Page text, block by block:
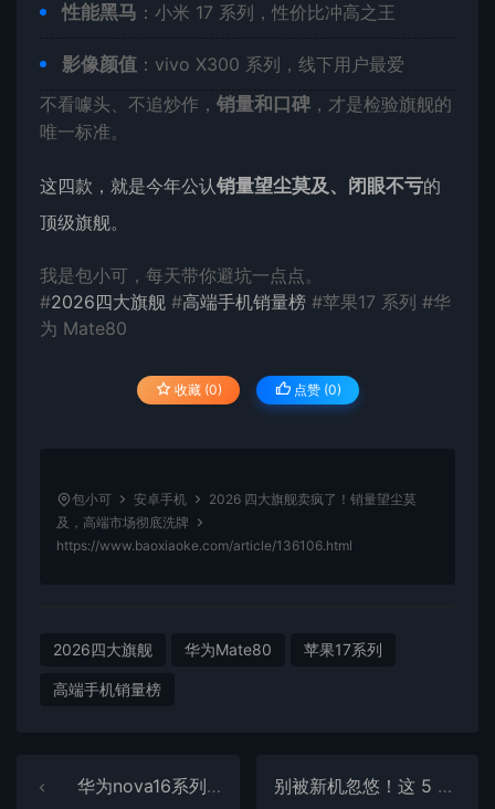
性能黑马 ：小米 17 系列，性价比冲高之王
影像颜值 ：vivo X300 系列，线下用户最爱
不看噱头、不追炒作， 销量和口碑 ，才是检验旗舰的
唯一标准。
这四款，就是今年公认销量望尘莫及、闭眼不亏的
顶级旗舰。
我是包小可，每天带你避坑一点点。
#2026四大旗舰 #高端手机销量榜 #苹果17 系列 #华
为 Mate80
收藏 (0) 点赞 (0)
包小可 安卓手机
2026 四大旗舰卖疯了！销量望尘莫
及，高端市场彻底洗牌
https://www.baoxiaoke.com/article/136106.html
2026四大旗舰 华为Mate80 苹果17系列
高端手机销量榜
华为nova16系列关键配置出炉：三款机型有望吃上麒麟9010S芯片 别被新机忽悠！这 5 台安卓才是真性价比，配置扎实、闭眼入不亏